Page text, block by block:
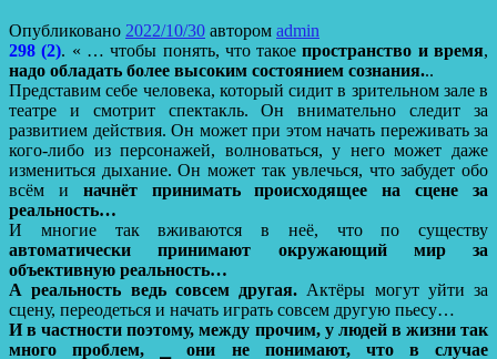
Опубликовано 2022/10/30 автором admin
298 (2). « … чтобы понять, что такоепространство и время,
надо обладать более высоким состоянием сознания...
Представим себе человека, который сидит в зрительном зале в
театре и смотрит спектакль. Он внимательно следит за
развитием действия. Он может при этом начать переживать за
кого-либо из персонажей, волноваться, у него может даже
измениться дыхание. Он может так увлечься, что забудет обо
всём и начнёт принимать происходящее на сцене за
реальность…
И многие так вживаются в неё, что по существу
автоматически принимают окружающий мир за
объективную реальность…
А реальность ведь совсем другая. Актёры могут уйти за
сцену, переодеться и начать играть совсем другую пьесу…
И в частности поэтому, между прочим, у людей в жизни так
много проблем, ⎯ они не понимают, что в случае